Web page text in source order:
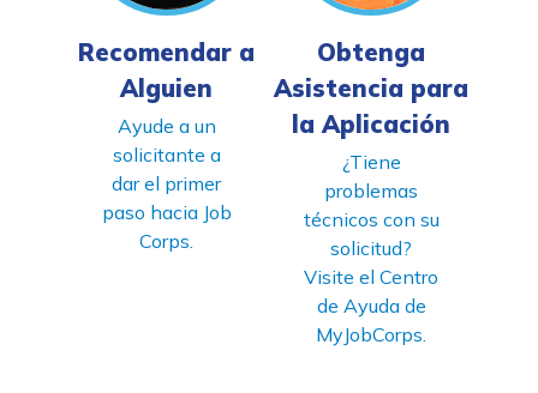
English
CONECTARSE
COMIENZA YA
Recomendar a
Alguien
Ayude a un
solicitante a
dar el primer
paso hacia Job
Corps.
Obtenga
Asistencia para
la Aplicación
¿Tiene
problemas
técnicos con su
solicitud?
Visite el Centro
de Ayuda de
MyJobCorps.